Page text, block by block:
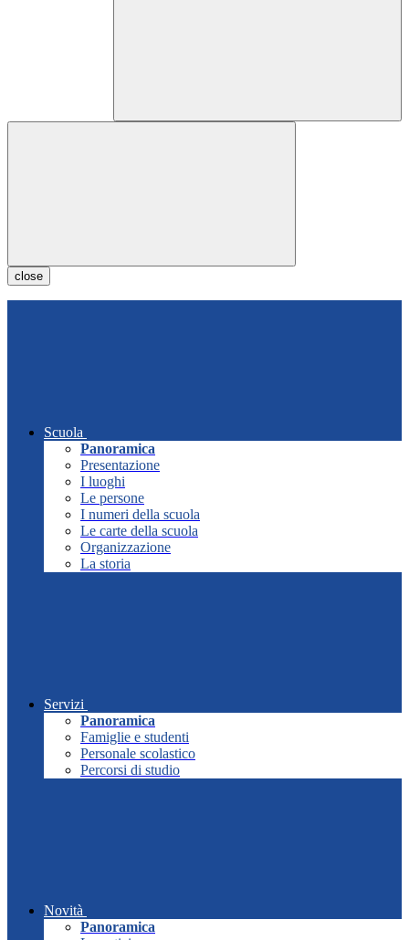
close
Scuola
Panoramica
Presentazione
I luoghi
Le persone
I numeri della scuola
Le carte della scuola
Organizzazione
La storia
Servizi
Panoramica
Famiglie e studenti
Personale scolastico
Percorsi di studio
Novità
Panoramica